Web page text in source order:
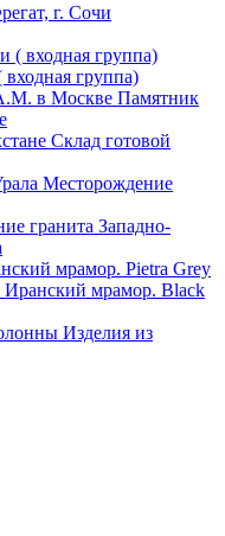
г. Сочи
группа)
Памятник
Склад готовой
Месторождение
Западно-
мрамор. Pietra Grey
Иранский мрамор. Black
Изделия из